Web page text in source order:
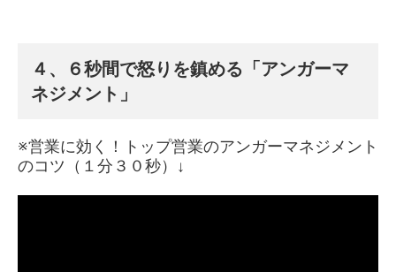
４、６秒間で怒りを鎮める「アンガーマ
ネジメント」
※営業に効く！トップ営業のアンガーマネジメント
のコツ（１分３０秒）↓